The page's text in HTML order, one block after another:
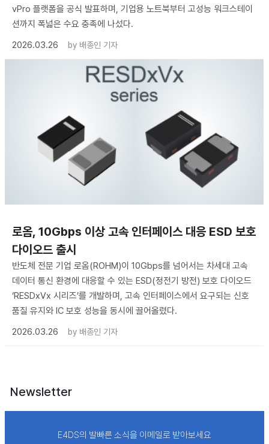
vPro 플랫폼을 공식 발표하며, 기업용 노트북부터 고성능 워크스테이
션까지 폭넓은 수요 충족에 나섰다.
2026.03.26
by 배종인 기자
로옴, 10Gbps 이상 고속 인터페이스 대응 ESD 보호
다이오드 출시
반도체 전문 기업 로옴(ROHM)이 10Gbps를 넘어서는 차세대 고속
데이터 통신 환경에 대응할 수 있는 ESD(정전기 방전) 보호 다이오드
‘RESDxVx 시리즈’를 개발하며, 고속 인터페이스에서 요구되는 신호
품질 유지와 IC 보호 성능을 동시에 끌어올렸다.
2026.03.26
by 배종인 기자
Newsletter
E4DS의 발빠른 소식을 이메일로 받아보세요